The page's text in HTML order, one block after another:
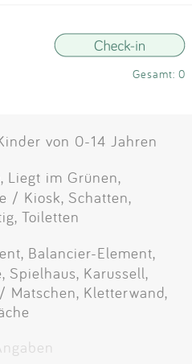
Gesamt: 0
von 0-14 Jahren
Liegt im Grünen,
/ Kiosk, Schatten,
Toiletten
Balancier-Element,
Spielhaus, Karussell,
Matschen, Kletterwand,